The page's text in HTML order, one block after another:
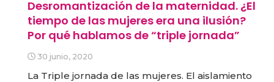
Desromantización de la maternidad. ¿El
tiempo de las mujeres era una ilusión?
Por qué hablamos de “triple jornada”
30 junio, 2020
La Triple jornada de las mujeres. El aislamiento